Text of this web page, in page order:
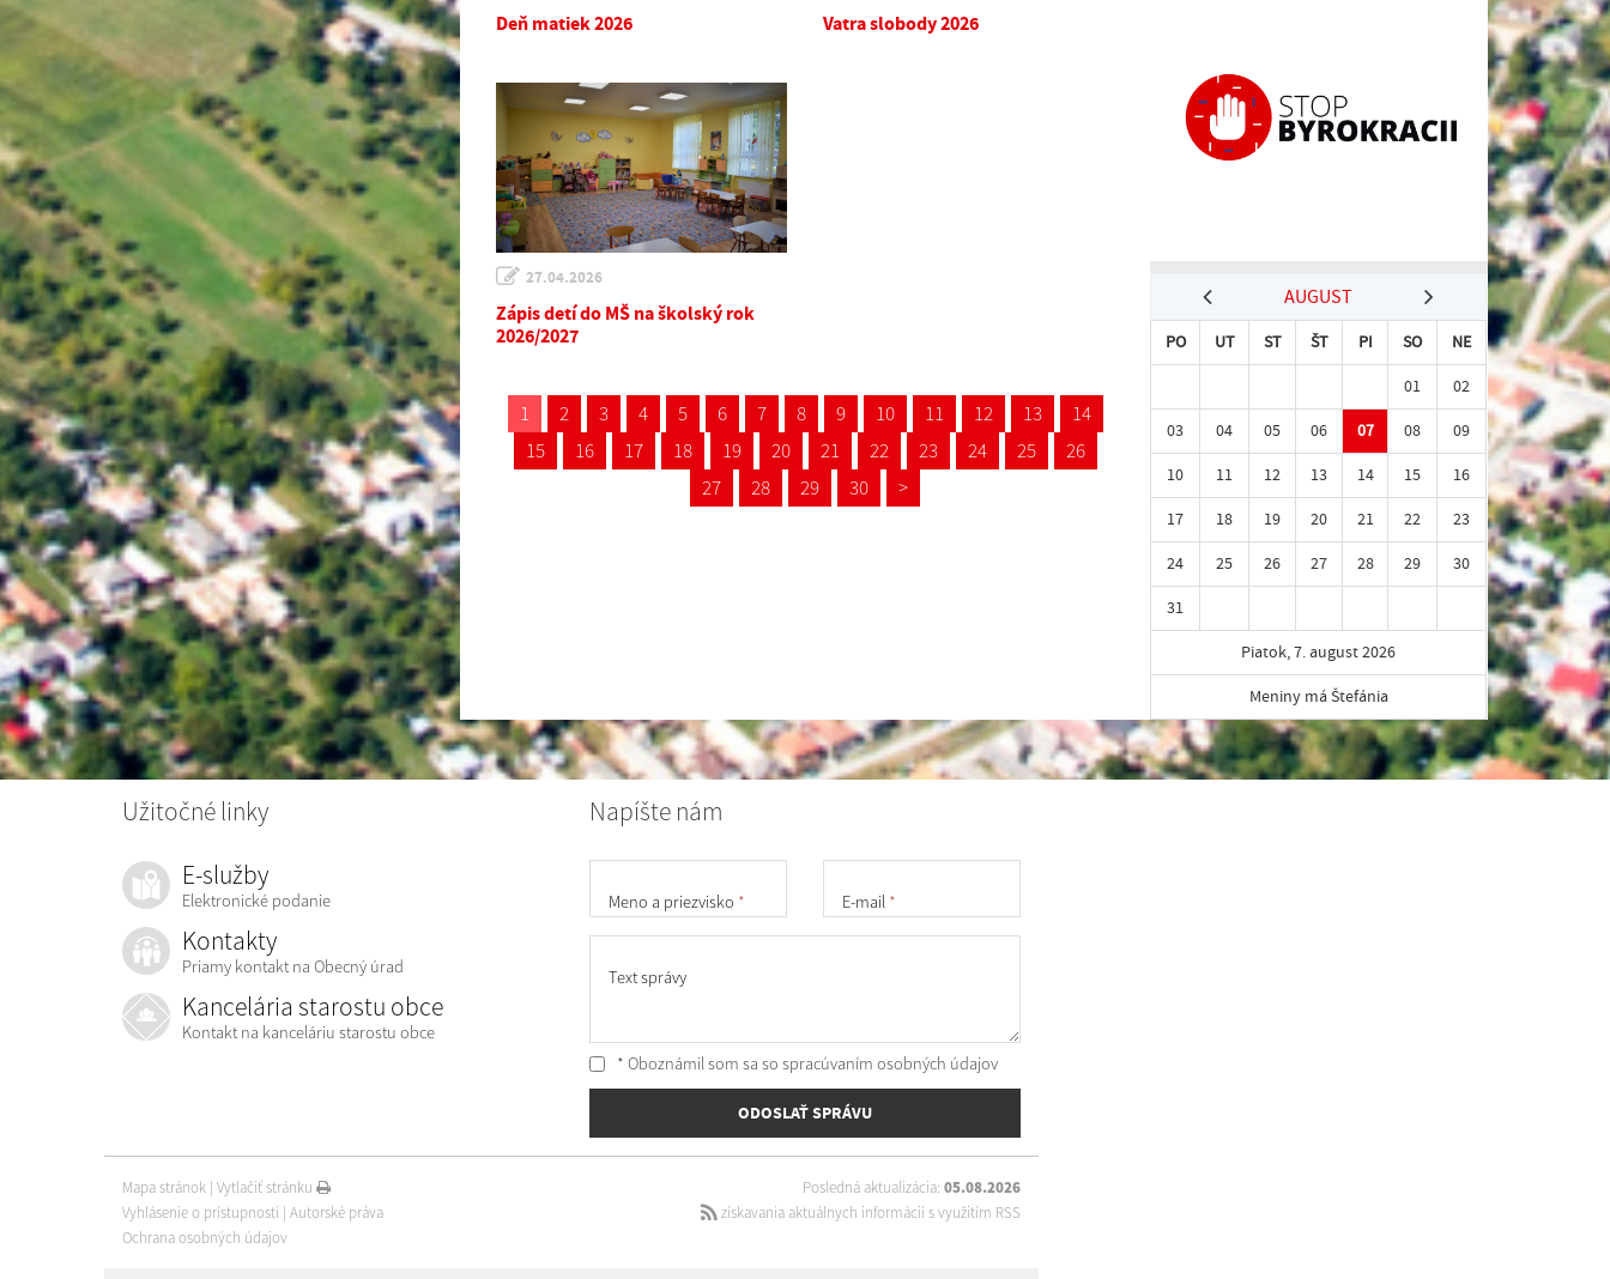
Deň matiek 2026 Vatra slobody 2026
27.04.2026
Zápis detí do MŠ na školský rok
2026/2027
1 2 3 4 5 6 7 8 9 10 11 12 13
14
15
16 17 18 19 20 21 22 23 24 25
26
27
28 29 30 >
AUGUST
PO UT ST ŠT PI SO
NE
01
02
03
04 05 06 07 08
09
10
11 12 13 14 15
16
17
18 19 20 21 22
23
24
25 26 27 28 29
30
31
Piatok, 7. august 2026
Meniny má Štefánia
Napíšte nám
Meno a priezvisko * E-mail *
Text správy
* Oboznámil som sa so spracúvaním osobných údajov
ODOSLAŤ SPRÁVU
Užitočné linky
E-služby
Elektronické podanie
Kontakty
Priamy kontakt na Obecný úrad
Kancelária starostu obce
Kontakt na kanceláriu starostu obce
Posledná aktualizácia: 05.08.2026
získavania aktuálnych informácií s využitím RSS
Mapa stránok | Vytlačiť stránku
Vyhlásenie o prístupnosti | Autorské práva
Ochrana osobných údajov